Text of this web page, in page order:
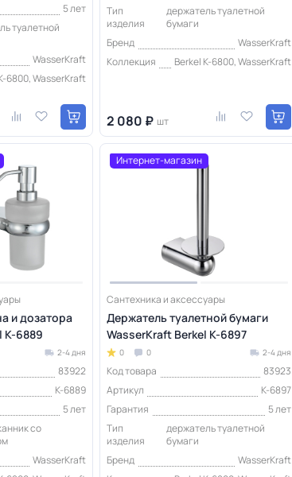
5 лет
туалетной
WasserKraft
6800, WasserKraft
Тип
изделия
держатель туалетной
бумаги
Бренд
WasserKraft
Коллекция
Berkel K-6800, WasserKraft
2 080 ₽ шт
и дозатора
K-6889
2-4 дня
83922
K-6889
5 лет
со
WasserKraft
Интернет-магазин
Сантехника и аксессуары
Держатель туалетной бумаги
WasserKraft Berkel K-6897
0 0 2-4 дня
Код товара
83923
Артикул
K-6897
Гарантия
5 лет
Тип
изделия
держатель туалетной
бумаги
Бренд
WasserKraft